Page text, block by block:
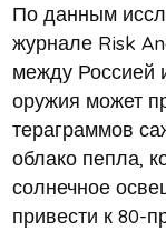
По данным
журнале Risk
между Россией
оружия может
тераграммов
облако пепла,
солнечное
привести к 80-